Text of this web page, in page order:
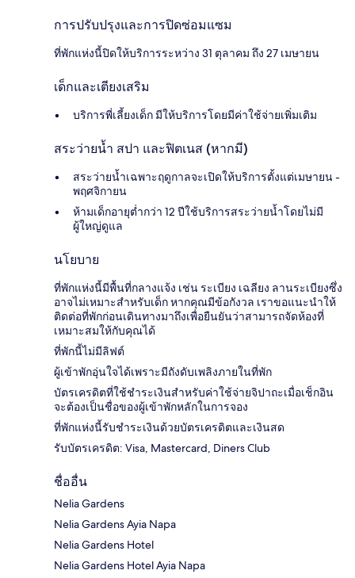
การปรับปรุงและการปิดซ่อมแซม
ที่พักแห่งนี้ปิดให้บริการระหว่าง 31 ตุลาคม ถึง 27 เมษายน
เด็กและเตียงเสริม
บริการพี่เลี้ยงเด็ก มีให้บริการโดยมีค่าใช้จ่ายเพิ่มเติม
สระว่ายน้ำ สปา และฟิตเนส (หากมี)
สระว่ายน้ำเฉพาะฤดูกาลจะเปิดให้บริการตั้งแต่เมษายน -
พฤศจิกายน
ห้ามเด็กอายุต่ำกว่า 12 ปีใช้บริการสระว่ายน้ำโดยไม่มี
ผู้ใหญ่ดูแล
นโยบาย
ที่พักแห่งนี้มีพื้นที่กลางแจ้ง เช่น ระเบียง เฉลียง ลานระเบียงซึ่ง
อาจไม่เหมาะสำหรับเด็ก หากคุณมีข้อกังวล เราขอแนะนำให้
ติดต่อที่พักก่อนเดินทางมาถึงเพื่อยืนยันว่าสามารถจัดห้องที่
เหมาะสมให้กับคุณได้
ที่พักนี้ไม่มีลิฟต์
ผู้เข้าพักอุ่นใจได้เพราะมีถังดับเพลิงภายในที่พัก
บัตรเครดิตที่ใช้ชำระเงินสำหรับค่าใช้จ่ายจิปาถะเมื่อเช็กอิน
จะต้องเป็นชื่อของผู้เข้าพักหลักในการจอง
ที่พักแห่งนี้รับชำระเงินด้วยบัตรเครดิตและเงินสด
รับบัตรเครดิต: Visa, Mastercard, Diners Club
ชื่ออื่น
Nelia Gardens
Nelia Gardens Ayia Napa
Nelia Gardens Hotel
Nelia Gardens Hotel Ayia Napa